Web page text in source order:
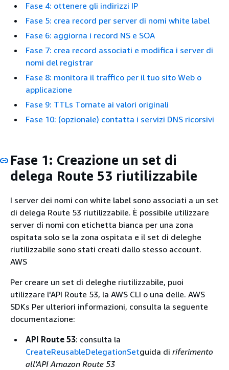
Fase 4: ottenere gli indirizzi IP
Fase 5: crea record per server di nomi white label
Fase 6: aggiorna i record NS e SOA
Fase 7: crea record associati e modifica i server di
nomi del registrar
Fase 8: monitora il traffico per il tuo sito Web o
applicazione
Fase 9: TTLs Tornate ai valori originali
Fase 10: (opzionale) contatta i servizi DNS ricorsivi
Fase 1: Creazione un set di
delega Route 53 riutilizzabile
I server dei nomi con white label sono associati a un set
di delega Route 53 riutilizzabile. È possibile utilizzare
server di nomi con etichetta bianca per una zona
ospitata solo se la zona ospitata e il set di deleghe
riutilizzabile sono stati creati dallo stesso account.
AWS
Per creare un set di deleghe riutilizzabile, puoi
utilizzare l'API Route 53, la AWS CLI o una delle. AWS
SDKs Per ulteriori informazioni, consulta la seguente
documentazione:
API Route 53: consulta la
CreateReusableDelegationSetguida di riferimento
all'API Amazon Route 53